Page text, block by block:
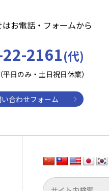
お電話・フォームから
2161(代)
日のみ・土日祝日休業）
い合わせフォーム